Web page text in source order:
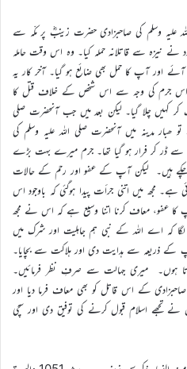
وسلم کی صاحبزادی حضرت زینبؓ پر مکّہ سے
نیزہ سے قاتلانہ حملہ کیا۔ وہ اس وقت حاملہ
اور آپ کا حمل بھی ضائع ہو گیا۔ آخر کار یہ
جرم کی وجہ سے اس شخص کے خلاف قتل کا
کر کہیں چلا گیا۔ لیکن بعد میں جب آنحضرت صلی
ھبار مدینہ میں آنحضرت صلی اللہ علیہ وسلم کی
ڈر کر فرار ہو گیا تھا۔ جرم میرے بہت بڑے
لیکن آپ کے عفو اور رحم کے حالات
مجھ میں اتنی جرأت پیدا ہوگئی کہ باوجود اس
عفو، معاف کرنا اتنا وسیع ہے کہ اس نے مجھ
لگا کہ اے اللہ کے نبی ہم جاہلیت اور شرک میں
ذریعہ سے ہدایت دی اور ہلاکت سے بچایا۔
ہوں۔ میری جہالت سے صرفِ نظر فرمائیں۔
کے اس قاتل کو بھی معاف فرما دیا اور
نے تجھے اسلام قبول کرنے کی توفیق دی اور سچی